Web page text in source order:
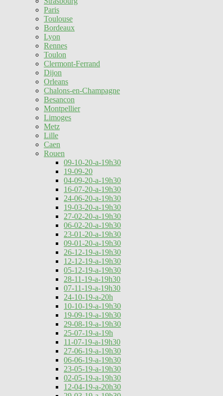
Paris
Toulouse
Bordeaux
Lyon
Rennes
Toulon
Clermont-Ferrand
Dijon
Orleans
Chalons-en-Champagne
Besancon
Montpellier
Limoges
Metz
Lille
Caen
Rouen
09-10-20-a-19h30
19-09-20
04-09-20-a-19h30
16-07-20-a-19h30
24-06-20-a-19h30
19-03-20-a-19h30
27-02-20-a-19h30
06-02-20-a-19h30
23-01-20-a-19h30
09-01-20-a-19h30
26-12-19-a-19h30
12-12-19-a-19h30
05-12-19-a-19h30
28-11-19-a-19h30
07-11-19-a-19h30
24-10-19-a-20h
10-10-19-a-19h30
19-09-19-a-19h30
29-08-19-a-19h30
25-07-19-a-19h
11-07-19-a-19h30
27-06-19-a-19h30
06-06-19-a-19h30
23-05-19-a-19h30
02-05-19-a-19h30
12-04-19-a-20h30